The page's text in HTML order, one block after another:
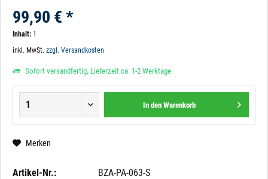
99,90 € *
Inhalt: 1
inkl. MwSt. zzgl. Versandkosten
Sofort versandfertig, Lieferzeit ca. 1-2 Werktage
In den Warenkorb
Merken
Artikel-Nr.: BZA-PA-063-S